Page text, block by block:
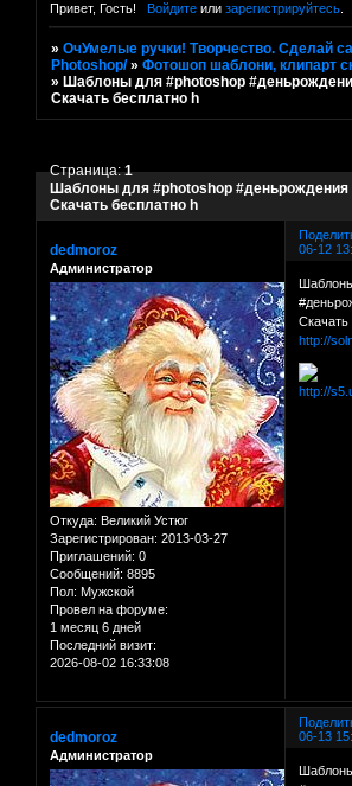
Привет, Гость! Войдитеили зарегистрируйтесь.
»ОчУмелые ручки! Творчество. Сделай
Photoshop/ »Фотошоп шаблони, клипарт
» Шаблоны для #photoshop
Скачать бесплатно h
Шаблоны для #photoshop #деньрождения
Скачать бесплатно h
Страница:1
06-12
dedmoroz
Администратор
Откуда: Великий Устюг
Зарегистрирован: 2013-03-27
Приглашений: 0
Сообщений: 8895
Пол: Мужской
Провел на форуме:
1 месяц 6 дней
Последний визит:
2026-08-02 16:33:08
Скачать
http://
06-13
dedmoroz
Администратор